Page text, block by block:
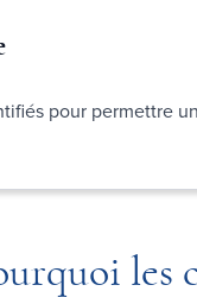
pour permettre